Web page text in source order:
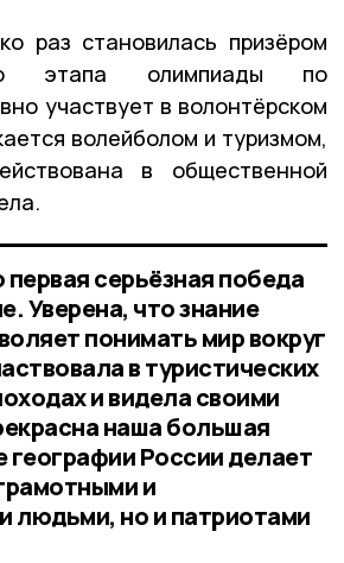
раз становилась призёром
этапа олимпиады по
участвует в волонтёрском
волейболом и туризмом,
в общественной
серьёзная победа
Уверена, что знание
понимать мир вокруг
в туристических
и видела своими
наша большая
географии России делает
и
людьми, но и патриотами